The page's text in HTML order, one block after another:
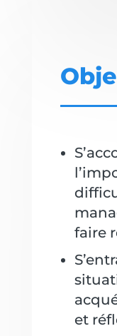
faire
et